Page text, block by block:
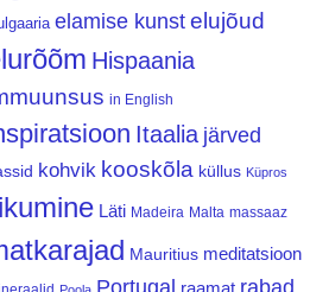
elamise kunst elujõud
Hispaania
in English
Itaalia järved
kohvik kooskõla küllus Küpros
Läti Madeira Malta massaaz
Mauritius meditatsioon